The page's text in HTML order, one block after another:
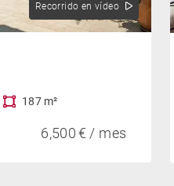
Recorrido en vídeo
187 m²
6,500 € / mes